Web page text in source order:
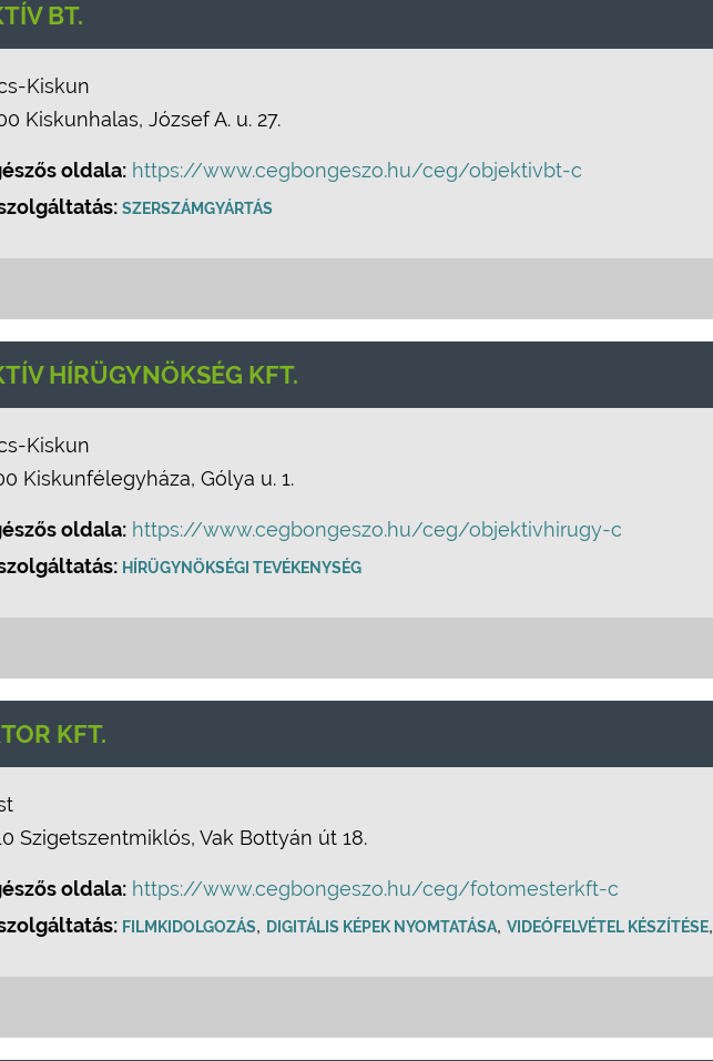
BT.
Kiskun
Kiskunhalas, József A. u. 27.
oldala: https://www.cegbongeszo.hu/ceg/objektivbt-c
SZERSZÁMGYÁRTÁS
HÍRÜGYNÖKSÉG KFT.
Kiskun
Kiskunfélegyháza, Gólya u. 1.
oldala: https://www.cegbongeszo.hu/ceg/objektivhirugy-c
HÍRÜGYNÖKSÉGI TEVÉKENYSÉG
KFT.
Szigetszentmiklós, Vak Bottyán út 18.
oldala: https://www.cegbongeszo.hu/ceg/fotomesterkft-c
FILMKIDOLGOZÁS, DIGITÁLIS KÉPEK NYOMTATÁSA, VIDEÓFELVÉTEL KÉSZÍTÉSE,